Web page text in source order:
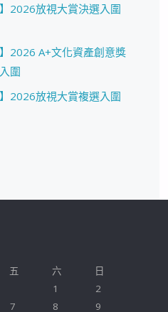
】2026放視大賞決選入圍
】2026 A+文化資產創意獎
圍
】2026放視大賞複選入圍
五 六
日
1
2
7 8 9